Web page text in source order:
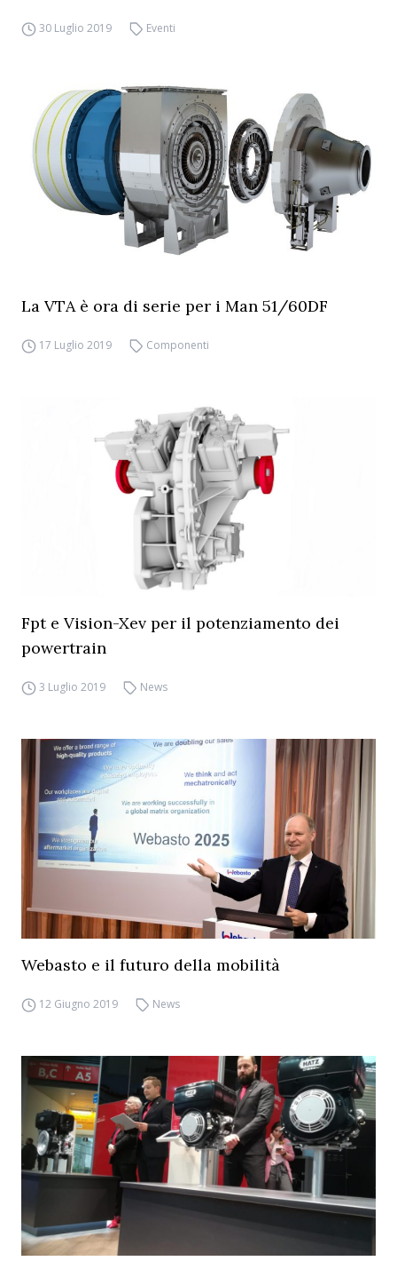
30 Luglio 2019 Eventi
La VTA è ora di serie per i Man 51/60DF
17 Luglio 2019 Componenti
Fpt e Vision-Xev per il potenziamento dei
powertrain
3 Luglio 2019 News
Webasto e il futuro della mobilità
12 Giugno 2019 News